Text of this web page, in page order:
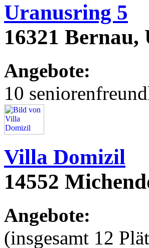
Uranusring 5
16321
Angebote:
10
Villa Domizil
14552
Angebote:
(insgesamt 12